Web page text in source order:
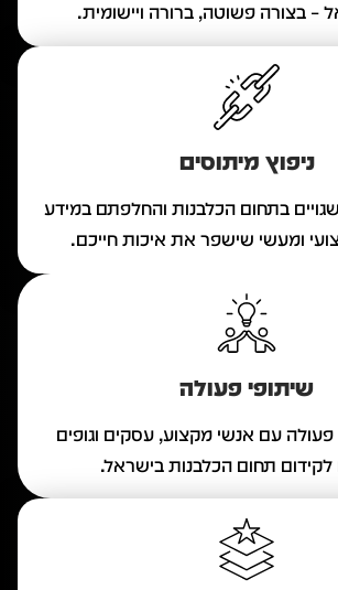
– בצורה פשוטה, ברורה ויישומית.
ניפוץ מיתוסים
בתחום הכלבנות והחלפתם במידע
ומעשי שישפר את איכות חייכם.
שיתופי פעולה
פעולה עם אנשי מקצוע, עסקים וגופים
לקידום תחום הכלבנות בישראל.